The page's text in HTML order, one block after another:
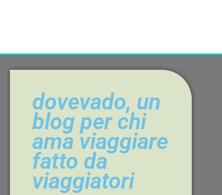
dovevado, un
blog per chi
ama viaggiare
fatto da
viaggiatori